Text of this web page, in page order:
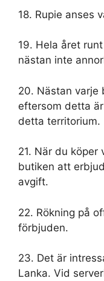
18. Rupie anses
19. Hela året
nästan inte
20. Nästan varje
eftersom detta
detta territorium.
21. När du
butiken att
avgift.
22. Rökning på
förbjuden.
23. Det är
Lanka. Vid